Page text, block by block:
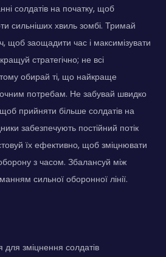
солдатів на початку, щоб
сильніших хвиль зомбі. Тримай
щоб заощадити час і максимізувати
стратегічно; не всі
обирай ті, що найкраще
потребам. Не забувай швидко
прийняти більше солдатів на
забезпечують постійний потік
їх ефективно, щоб зміцнювати
з часом. Збалансуй між
сильної оборонної лінії.
зміцнення солдатів